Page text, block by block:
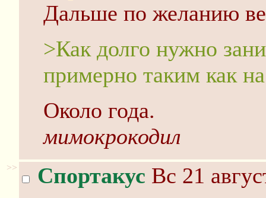
Дальше по желанию
>Как долго нужно
примерно таким как
Около года.
мимокрокодил
>> Спортакус Вс 21